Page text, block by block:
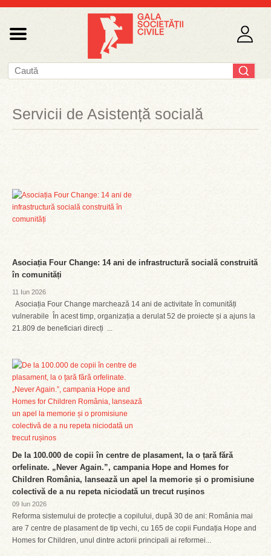
Servicii de Asistență socială
Asociația Four Change: 14 ani de infrastructură socială construită
în comunități
11 Iun 2026
Asociația Four Change marchează 14 ani de activitate în comunități
vulnerabile În acest timp, organizația a derulat 52 de proiecte și a ajuns la
21.809 de beneficiari direcți ...
De la 100.000 de copii în centre de plasament, la o țară fără
orfelinate. „Never Again.”, campania Hope and Homes for
Children România, lansează un apel la memorie și o promisiune
colectivă de a nu repeta niciodată un trecut rușinos
09 Iun 2026
Reforma sistemului de protecție a copilului, după 30 de ani: România mai
are 7 centre de plasament de tip vechi, cu 165 de copii Fundația Hope and
Homes for Children, unul dintre actorii principali ai reformei...